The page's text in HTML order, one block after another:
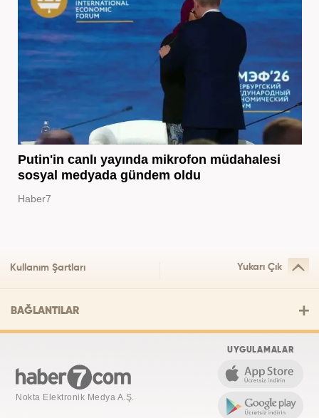
Putin'in canlı yayında mikrofon müdahalesi
sosyal medyada gündem oldu
Haber7
Kullanım Şartları Yukarı Çık
BAĞLANTILAR
Nokta Elektronik Medya A.Ş.
UYGULAMALAR